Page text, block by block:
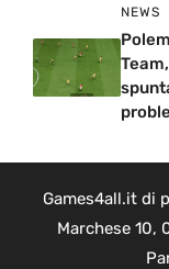
NEWS
Games4all.it di
Marchese 10,